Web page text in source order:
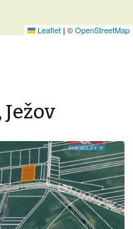
Leaflet | ©OpenStreetMap